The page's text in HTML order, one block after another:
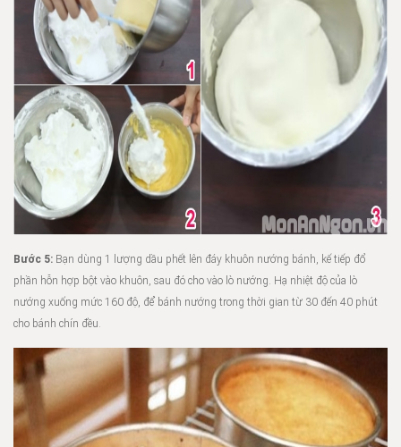
Bước 5: Bạn dùng 1 lượng dầu phết lên đáy khuôn nướng bánh, kế tiếp đổ
phần hỗn hợp bột vào khuôn, sau đó cho vào lò nướng. Hạ nhiệt độ của lò
nướng xuống mức 160 độ, để bánh nướng trong thời gian từ 30 đến 40 phút
cho bánh chín đều.